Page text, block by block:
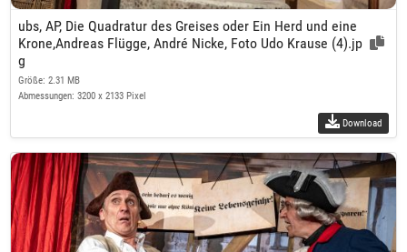
ubs, AP, Die Quadratur des Greises oder Ein Herd und eine
Krone,Andreas Flügge, André Nicke, Foto Udo Krause (4).jp
g
Größe: 2.31 MB
Abmessungen: 3200 x 2133 Pixel
Download